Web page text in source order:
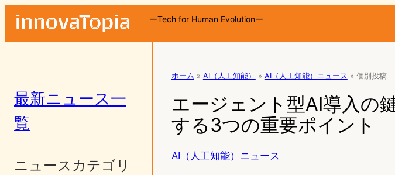
ーTech for Human Evolutionー
最新ニュース一
覧
ニュースカテゴリ
ホーム » AI（人工知能） » AI（人工知能）ニュース » 個別投稿
エージェント型AI導入の
する3つの重要ポイント
AI（人工知能）ニュース